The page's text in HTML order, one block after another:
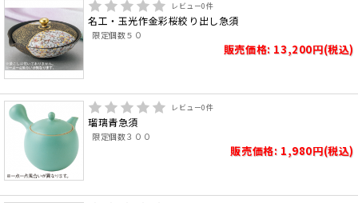
レビュー0件
名工・玉光作金彩桜絞り出し急須
限定個数５０
販売価格: 13,200円(税込)
レビュー0件
瑠璃青急須
限定個数３００
販売価格: 1,980円(税込)